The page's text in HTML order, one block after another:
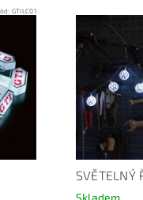
GTILC01
SVĚTELNÝ
Skladem